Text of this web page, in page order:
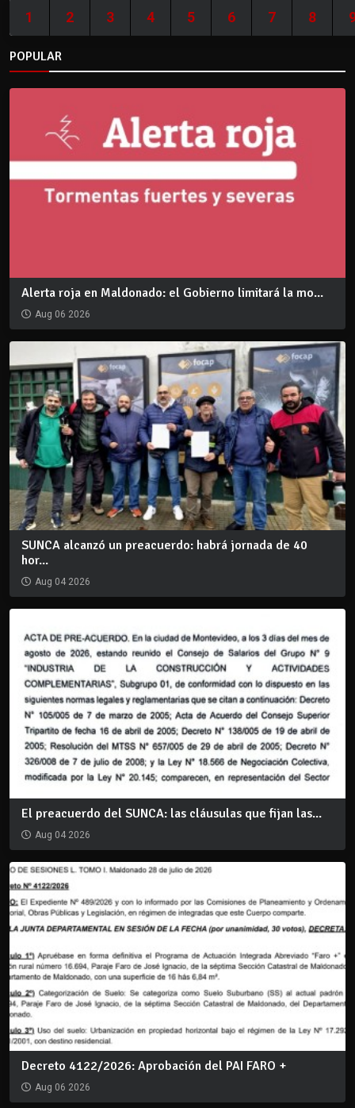
1 2 3 4 5 6 7 8
POPULAR
Alerta roja en Maldonado: el Gobierno limitará la mo...
Aug 06 2026
SUNCA alcanzó un preacuerdo: habrá jornada de 40
hor...
Aug 04 2026
El preacuerdo del SUNCA: las cláusulas que fijan las...
Aug 04 2026
Decreto 4122/2026: Aprobación del PAI FARO +
Aug 06 2026